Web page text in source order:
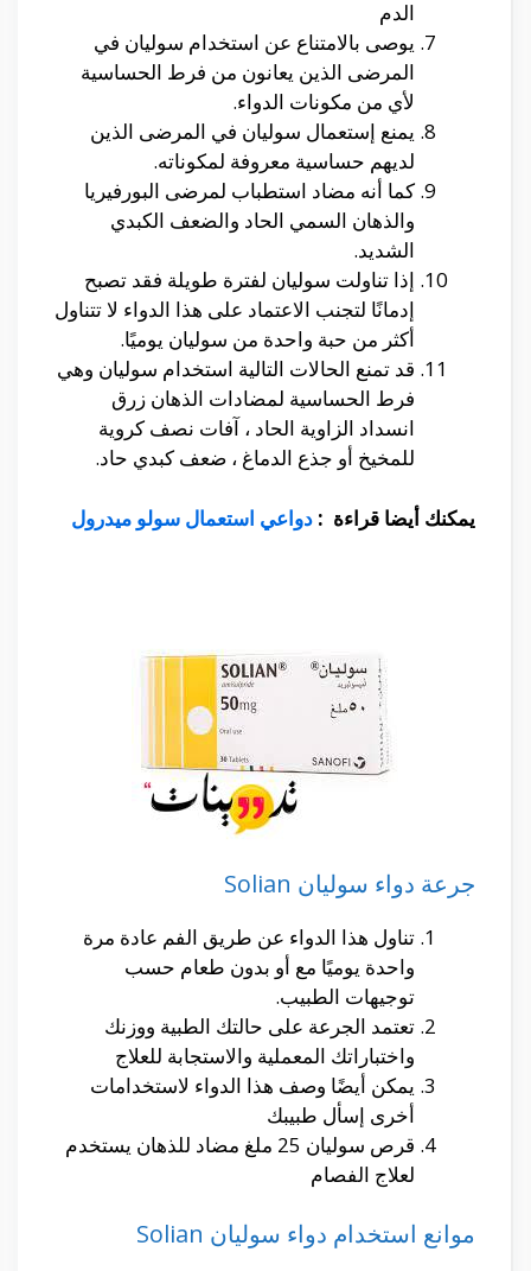
الدم
يوصى بالامتناع عن استخدام سوليان في
المرضى الذين يعانون من فرط الحساسية
لأي من مكونات الدواء.
يمنع إستعمال سوليان في المرضى الذين
لديهم حساسية معروفة لمكوناته.
كما أنه مضاد استطباب لمرضى البورفيريا
والذهان السمي الحاد والضعف الكبدي
الشديد.
إذا تناولت سوليان لفترة طويلة فقد تصبح
إدمانًا لتجنب الاعتماد على هذا الدواء لا تتناول
أكثر من حبة واحدة من سوليان يوميًا.
قد تمنع الحالات التالية استخدام سوليان وهي
فرط الحساسية لمضادات الذهان زرق
انسداد الزاوية الحاد ، آفات نصف كروية
للمخيخ أو جذع الدماغ ، ضعف كبدي حاد.
يمكنك أيضا قراءة : دواعي استعمال سولو ميدرول
جرعة دواء سوليان Solian
تناول هذا الدواء عن طريق الفم عادة مرة
واحدة يوميًا مع أو بدون طعام حسب
توجيهات الطبيب.
تعتمد الجرعة على حالتك الطبية ووزنك
واختباراتك المعملية والاستجابة للعلاج
يمكن أيضًا وصف هذا الدواء لاستخدامات
أخرى إسأل طبيبك
قرص سوليان 25 ملغ مضاد للذهان يستخدم
لعلاج الفصام
موانع استخدام دواء سوليان Solian